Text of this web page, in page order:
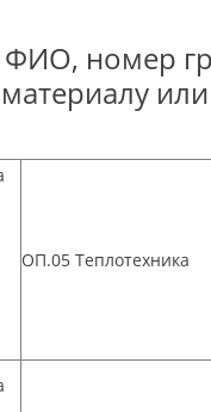
ФИО, номер
ОП.05 Теплотехника